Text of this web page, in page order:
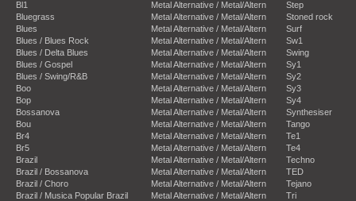
Bl1
Bluegrass
Blues
Blues / Blues Rock
Blues / Delta Blues
Blues / Gospel
Blues / Swing/R&B
Boo
Bop
Bossanova
Bou
Br4
Br5
Brazil
Brazil / Bossanova
Brazil / Choro
Brazil / Musica Popular Brazil
Metal Alternative / Metal/Altern
Metal Alternative / Metal/Altern
Metal Alternative / Metal/Altern
Metal Alternative / Metal/Altern
Metal Alternative / Metal/Altern
Metal Alternative / Metal/Altern
Metal Alternative / Metal/Altern
Metal Alternative / Metal/Altern
Metal Alternative / Metal/Altern
Metal Alternative / Metal/Altern
Metal Alternative / Metal/Altern
Metal Alternative / Metal/Altern
Metal Alternative / Metal/Altern
Metal Alternative / Metal/Altern
Metal Alternative / Metal/Altern
Metal Alternative / Metal/Altern
Metal Alternative / Metal/Altern
Step
Stoned rock
Surf
Sw1
Swing
Sy1
Sy2
Sy3
Sy4
Synthesiser
Tango
Te1
Te4
Techno
TED
Tejano
Tri